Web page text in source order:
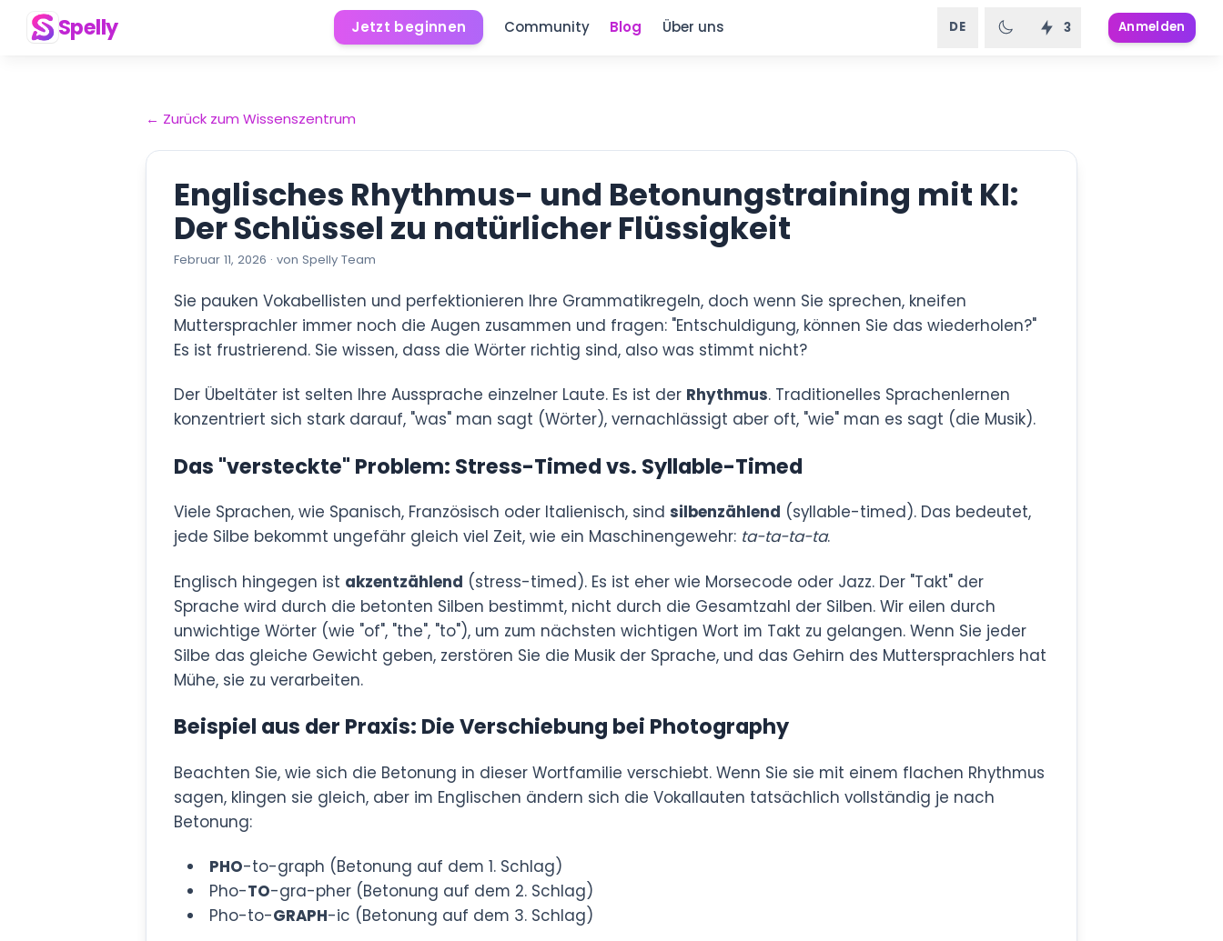
Spelly Jetzt beginnen Community Blog Über uns DE 3 Anmelden
← Zurück zum Wissenszentrum
Englisches Rhythmus- und Betonungstraining mit KI:
Der Schlüssel zu natürlicher Flüssigkeit
Februar 11, 2026 · von Spelly Team
Sie pauken Vokabellisten und perfektionieren Ihre Grammatikregeln, doch wenn Sie sprechen, kneifen
Muttersprachler immer noch die Augen zusammen und fragen: "Entschuldigung, können Sie das wiederholen?"
Es ist frustrierend. Sie wissen, dass die Wörter richtig sind, also was stimmt nicht?
Der Übeltäter ist selten Ihre Aussprache einzelner Laute. Es ist der Rhythmus. Traditionelles Sprachenlernen
konzentriert sich stark darauf, "was" man sagt (Wörter), vernachlässigt aber oft, "wie" man es sagt (die Musik).
Das "versteckte" Problem: Stress-Timed vs. Syllable-Timed
Viele Sprachen, wie Spanisch, Französisch oder Italienisch, sind silbenzählend (syllable-timed). Das bedeutet,
jede Silbe bekommt ungefähr gleich viel Zeit, wie ein Maschinengewehr: ta-ta-ta-ta.
Englisch hingegen ist akzentzählend (stress-timed). Es ist eher wie Morsecode oder Jazz. Der "Takt" der
Sprache wird durch die betonten Silben bestimmt, nicht durch die Gesamtzahl der Silben. Wir eilen durch
unwichtige Wörter (wie "of", "the", "to"), um zum nächsten wichtigen Wort im Takt zu gelangen. Wenn Sie jeder
Silbe das gleiche Gewicht geben, zerstören Sie die Musik der Sprache, und das Gehirn des Muttersprachlers hat
Mühe, sie zu verarbeiten.
Beispiel aus der Praxis: Die Verschiebung bei Photography
Beachten Sie, wie sich die Betonung in dieser Wortfamilie verschiebt. Wenn Sie sie mit einem flachen Rhythmus
sagen, klingen sie gleich, aber im Englischen ändern sich die Vokallauten tatsächlich vollständig je nach
Betonung:
PHO-to-graph (Betonung auf dem 1. Schlag)
Pho-TO-gra-pher (Betonung auf dem 2. Schlag)
Pho-to-GRAPH-ic (Betonung auf dem 3. Schlag)